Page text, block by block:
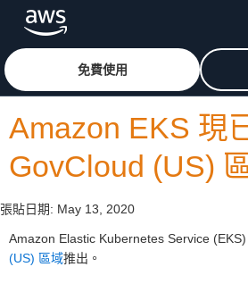
跳至主要內容按一下這裡可返回 Amazon
免費使用
Amazon EKS 現
GovCloud (US)
張貼日期: May 13, 2020
Amazon Elastic Kubernetes Service
(US) 區域推出。